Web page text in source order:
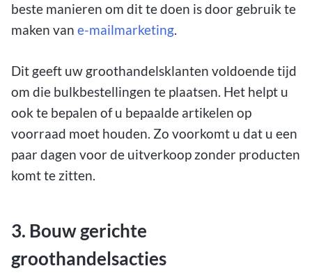
beste manieren om dit te doen is door gebruik te
maken van e-mailmarketing.
Dit geeft uw groothandelsklanten voldoende tijd
om die bulkbestellingen te plaatsen. Het helpt u
ook te bepalen of u bepaalde artikelen op
voorraad moet houden. Zo voorkomt u dat u een
paar dagen voor de uitverkoop zonder producten
komt te zitten.
3. Bouw gerichte
groothandelsacties